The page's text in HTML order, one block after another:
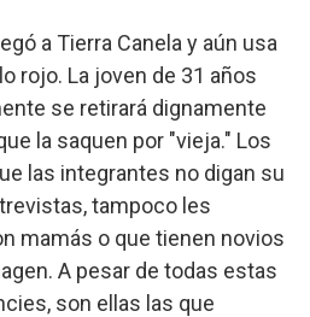
a Tierra Canela y aún usa
rojo. La joven de 31 años
se retirará dignamente
la saquen por "vieja." Los
las integrantes no digan su
tampoco les
mamás o que tienen novios
A pesar de todas estas
son ellas las que